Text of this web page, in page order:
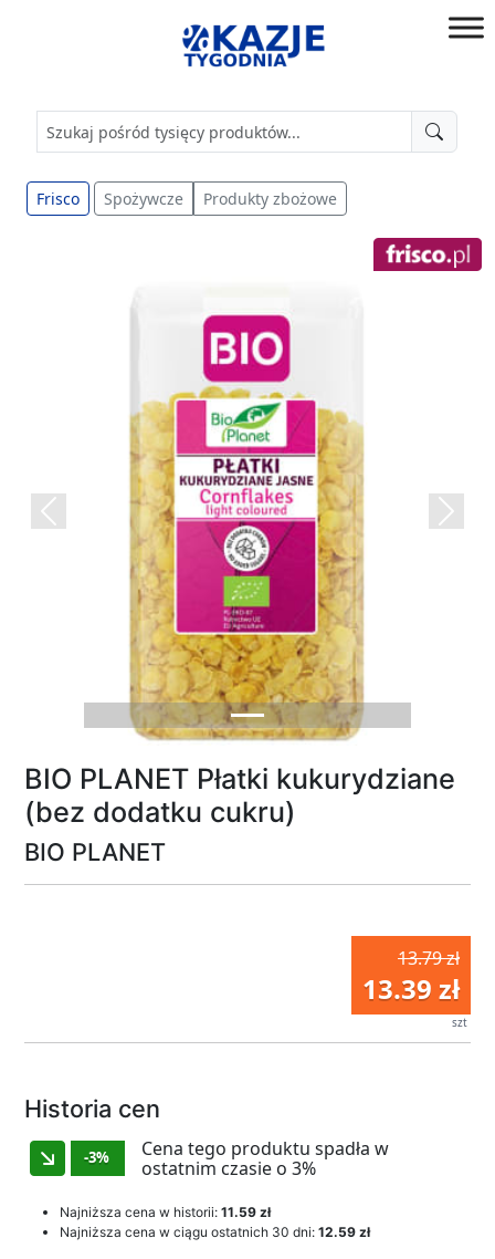
złap
Frisco Spożywcze Produkty zbożowe
Previous Next
BIO PLANET Płatki kukurydziane
(bez dodatku cukru)
BIO PLANET
13.79 zł
13.39 zł
szt
Historia cen
-3%
Cena tego produktu spadła w
ostatnim czasie o 3%
Najniższa cena w historii: 11.59 zł
Najniższa cena w ciągu ostatnich 30 dni: 12.59 zł